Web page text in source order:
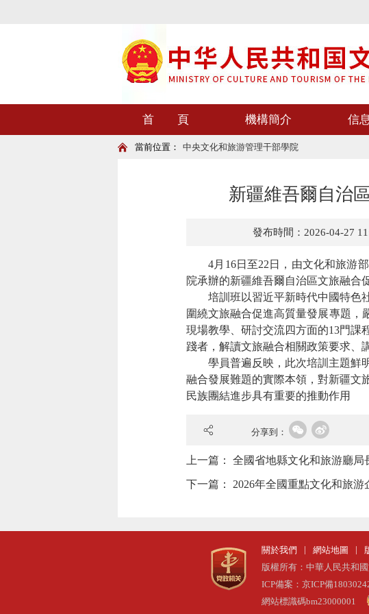
首 頁 機構簡介 信
當前位置： 中央文化和旅游管理干部學院
新疆維吾爾自治
發布時間：2026-04-27
4月16日至22日，由文化和旅游部
院承辦的新疆維吾爾自治區文旅融合
培訓班以習近平新時代中國特色社
圍繞文旅融合促進高質量發展專題，
現場教學、研討交流四方面的13門課
踐者，解讀文旅融合相關政策要求、
學員普遍反映，此次培訓主題鮮明
融合發展難題的實際本領，對新疆文
民族團結進步具有重要的推動作用
分享到：
上一篇： 全國省地縣文化和旅游廳局
下一篇： 2026年全國重點文化和旅